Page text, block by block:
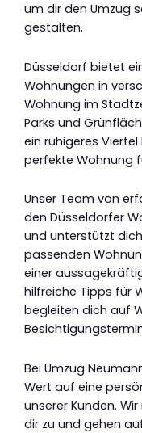
um dir den Umzug
gestalten.
Düsseldorf bietet
Wohnungen in
Wohnung im
Parks und
ein ruhigeres
perfekte Wohnung
Unser Team von
den Düsseldorfer
und unterstützt
passenden
einer
hilfreiche Tipps für
begleiten dich auf
Bei Umzug
Wert auf eine
unserer Kunden.
dir zu und gehen